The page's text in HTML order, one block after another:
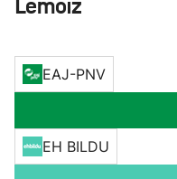
Lemoiz
EAJ-PNV
EH BILDU